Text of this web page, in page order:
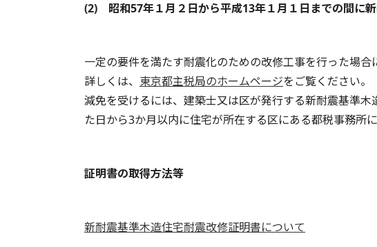
(2) 昭和57年１月２日から平成13年１月１日までの間に
一定の要件を満たす耐震化のための改修工事を行った場合
詳しくは、 東京都主税局のホームページをご覧ください。
減免を受けるには、建築士又は区が発行する新耐震基準
た日から3か月以内に住宅が所在する区にある都税事務所
証明書の取得方法等
新耐震基準木造住宅耐震改修証明書について